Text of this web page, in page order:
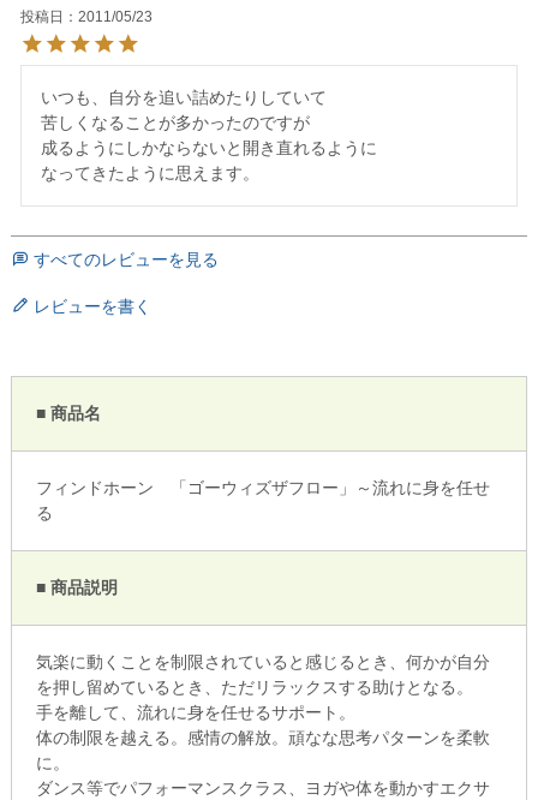
投稿日
2011/05/23
いつも、自分を追い詰めたりしていて
苦しくなることが多かったのですが
成るようにしかならないと開き直れるように
すべてのレビューを見る
レビューを書く
■ 商品名
フィンドホーン 「ゴーウィズザフロー」～流れに身を任せ
る
■ 商品説明
気楽に動くことを制限されていると感じるとき、何かが自分
を押し留めているとき、ただリラックスする助けとなる。
手を離して、流れに身を任せるサポート。
体の制限を越える。感情の解放。頑なな思考パターンを柔軟
に。
ダンス等でパフォーマンスクラス、ヨガや体を動かすエクサ